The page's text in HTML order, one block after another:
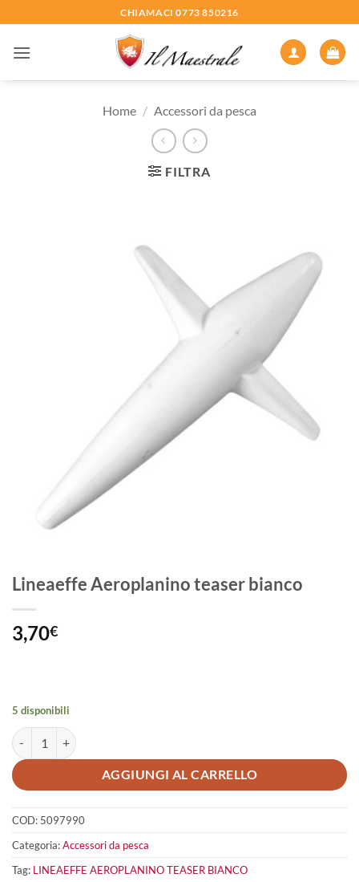
ai
contenuti
CHIAMACI 0773 850216
Home / Accessori da pesca
FILTRA
Lineaeffe Aeroplanino teaser bianco
3,70€
5 disponibili
Lineaeffe Aeroplanino teaser bianco quantità
AGGIUNGI AL CARRELLO
COD: 5097990
Categoria:Accessori da pesca
Tag: LINEAEFFE AEROPLANINO TEASER BIANCO